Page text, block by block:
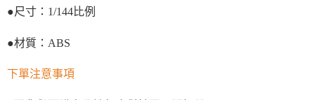
●尺寸：1/144比例
●材質：ABS
下單注意事項